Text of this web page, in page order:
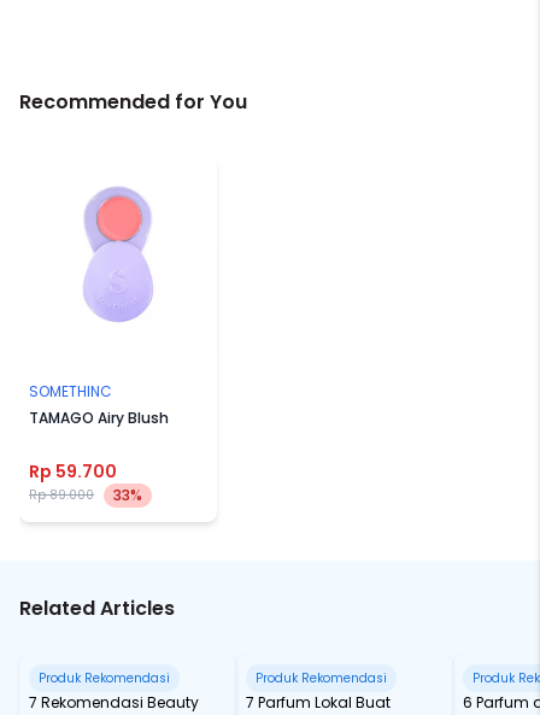
Recommended for You
SOMETHINC
TAMAGO Airy Blush
Rp 59.700
Rp 89.000 33%
Related Articles
Produk Rekomendasi
7 Rekomendasi Beauty
Produk Rekomendasi
7 Parfum Lokal Buat
Produk
6 Parfum